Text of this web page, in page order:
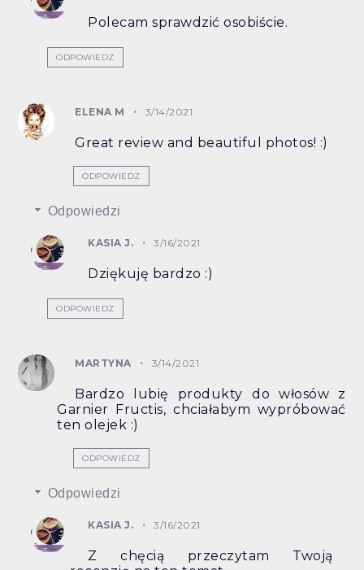
Polecam sprawdzić osobiście.
ODPOWIEDZ
ELENA M 3/14/2021
Great review and beautiful photos! :)
ODPOWIEDZ
Odpowiedzi
KASIA J. 3/16/2021
Dziękuję bardzo :)
ODPOWIEDZ
MARTYNA 3/14/2021
Bardzo lubię produkty do włosów z
Garnier Fructis, chciałabym wypróbować
ten olejek :)
ODPOWIEDZ
Odpowiedzi
KASIA J. 3/16/2021
Z chęcią przeczytam Twoją